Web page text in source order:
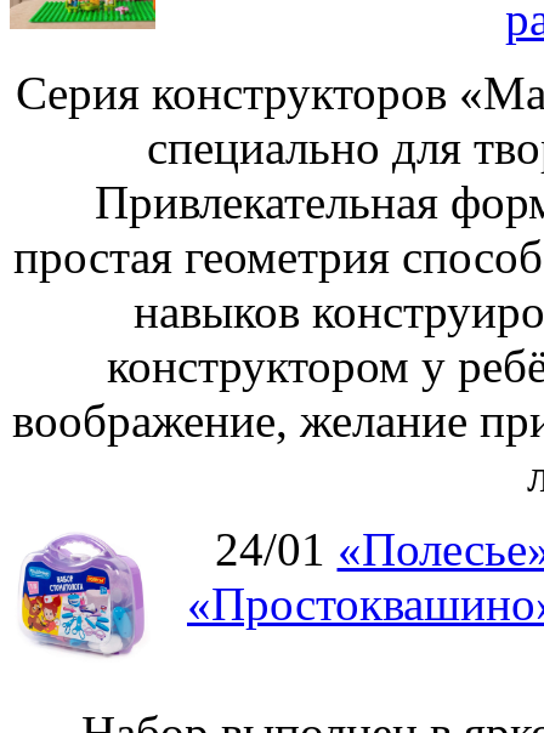
Серия конструкторов
специально для
Привлекательная
простая геометрия
навыков
конструктором у
воображение, желание
24/01